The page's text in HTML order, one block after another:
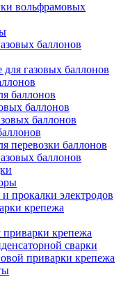
вольфрамовых
баллонов
газовых баллонов
баллонов
баллонов
баллонов
перевозки баллонов
баллонов
прокалки электродов
крепежа
крепежа
сварки
приварки крепежа